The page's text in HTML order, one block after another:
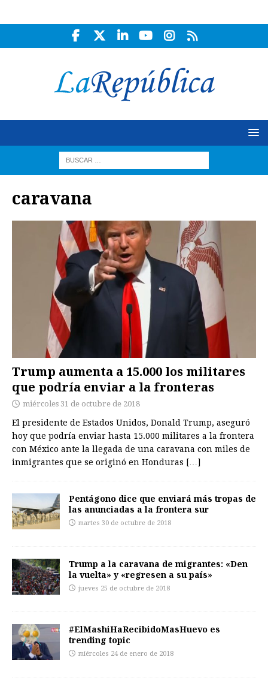
caravana
Trump aumenta a 15.000 los militares
que podría enviar a la fronteras
miércoles 31 de octubre de 2018
El presidente de Estados Unidos, Donald Trump, aseguró
hoy que podría enviar hasta 15.000 militares a la frontera
con México ante la llegada de una caravana con miles de
inmigrantes que se originó en Honduras […]
Pentágono dice que enviará más tropas de
las anunciadas a la frontera sur
martes 30 de octubre de 2018
Trump a la caravana de migrantes: «Den
la vuelta» y «regresen a su país»
jueves 25 de octubre de 2018
#ElMashiHaRecibidoMasHuevo es
trending topic
miércoles 24 de enero de 2018